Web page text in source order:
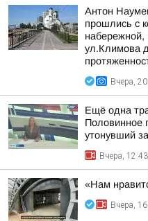
Антон
прошлись с
набережной,
ул.Климова
Вчера,
Ещё одна
Половинное
утонувший
Вчера, 12:43
«Нам
Вчера,